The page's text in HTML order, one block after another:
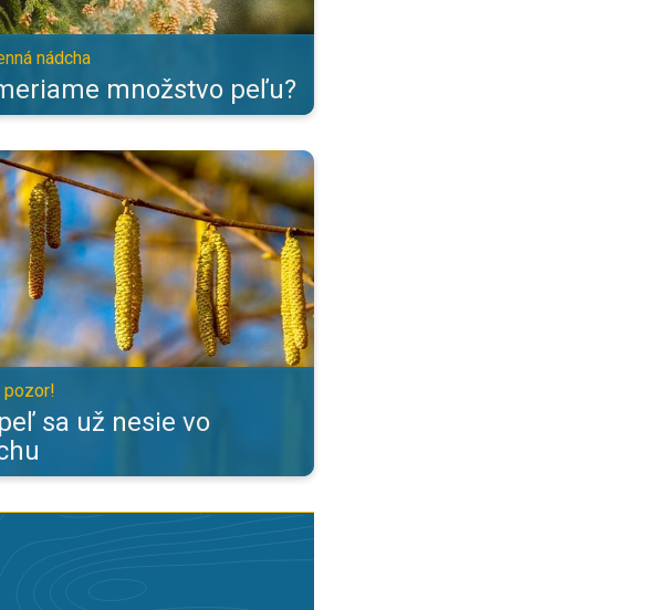
nádcha
množstvo peľu?
už nesie vo vzduchu. Alergici, pozor!. . .
pozor!
sa už nesie vo